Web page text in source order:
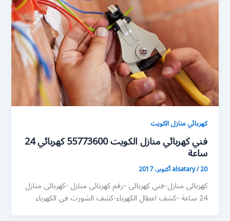
كهربائي منازل الكويت
فني كهربائي منازل الكويت 55773600 كهربائي 24
ساعة
alsatary/20 أكتوبر، 2017
كهربائى منازل-فني كهربائى -رقم كهربائى منازل -كهربائى منازل
24 ساعة -كشف اعطال الكهرباء-كشف الشورت في الكهرباء